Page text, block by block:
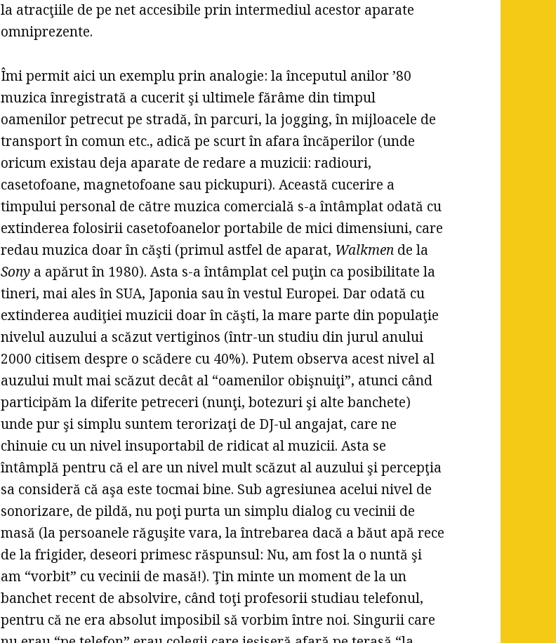
la atracţiile de pe net accesibile prin intermediul acestor aparate
omniprezente.
Îmi permit aici un exemplu prin analogie: la începutul anilor ’80
muzica înregistrată a cucerit şi ultimele fărâme din timpul
oamenilor petrecut pe stradă, în parcuri, la jogging, în mijloacele de
transport în comun etc., adică pe scurt în afara încăperilor (unde
oricum existau deja aparate de redare a muzicii: radiouri,
casetofoane, magnetofoane sau pickupuri). Această cucerire a
timpului personal de către muzica comercială s-a întâmplat odată cu
extinderea folosirii casetofoanelor portabile de mici dimensiuni, care
redau muzica doar în căşti (primul astfel de aparat, Walkmen de la
Sony a apărut în 1980). Asta s-a întâmplat cel puţin ca posibilitate la
tineri, mai ales în SUA, Japonia sau în vestul Europei. Dar odată cu
extinderea audiţiei muzicii doar în căşti, la mare parte din populaţie
nivelul auzului a scăzut vertiginos (într-un studiu din jurul anului
2000 citisem despre o scădere cu 40%). Putem observa acest nivel al
auzului mult mai scăzut decât al “oamenilor obişnuiţi”, atunci când
participăm la diferite petreceri (nunţi, botezuri şi alte banchete)
unde pur şi simplu suntem terorizaţi de DJ-ul angajat, care ne
chinuie cu un nivel insuportabil de ridicat al muzicii. Asta se
întâmplă pentru că el are un nivel mult scăzut al auzului şi percepţia
sa consideră că aşa este tocmai bine. Sub agresiunea acelui nivel de
sonorizare, de pildă, nu poţi purta un simplu dialog cu vecinii de
masă (la persoanele răguşite vara, la întrebarea dacă a băut apă rece
de la frigider, deseori primesc răspunsul: Nu, am fost la o nuntă şi
am “vorbit” cu vecinii de masă!). Ţin minte un moment de la un
banchet recent de absolvire, când toţi profesorii studiau telefonul,
pentru că ne era absolut imposibil să vorbim între noi. Singurii care